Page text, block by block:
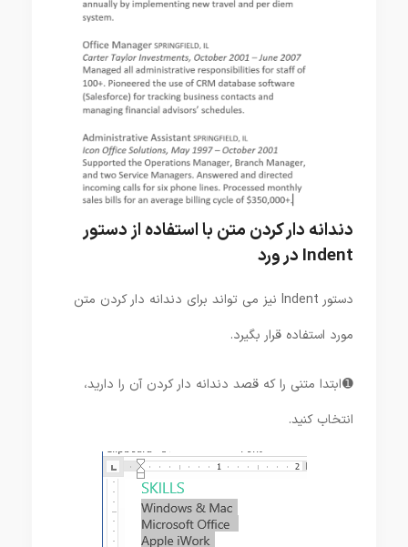
دندانه دار کردن متن با استفاده از دستور
Indent در ورد
دستور Indent نیز می تواند برای دندانه دار کردن متن
مورد استفاده قرار بگیرد.
➊ ابتدا متنی را که قصد دندانه دار کردن آن را دارید،
انتخاب کنید.